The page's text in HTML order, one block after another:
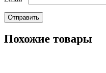
Похожие товары